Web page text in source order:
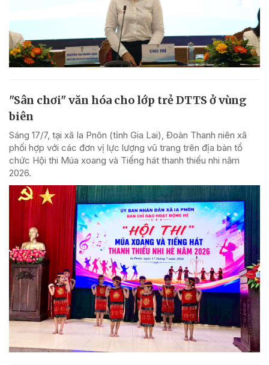
"Sân chơi" văn hóa cho lớp trẻ DTTS ở vùng
biên
Sáng 17/7, tại xã Ia Pnôn (tỉnh Gia Lai), Đoàn Thanh niên xã
phối hợp với các đơn vị lực lượng vũ trang trên địa bàn tổ
chức Hội thi Múa xoang và Tiếng hát thanh thiếu nhi năm
2026.